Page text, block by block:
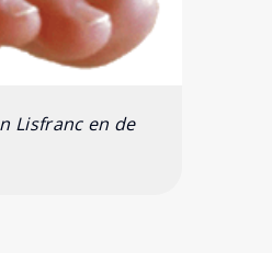
Lisfranc en de